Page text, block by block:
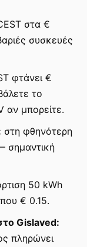
στα €
συσκευές
φτάνει €
το
αν μπορείτε.
στη φθηνότερη
σημαντική
50 kWh
€ 0.15.
Gislaved:
πληρώνει